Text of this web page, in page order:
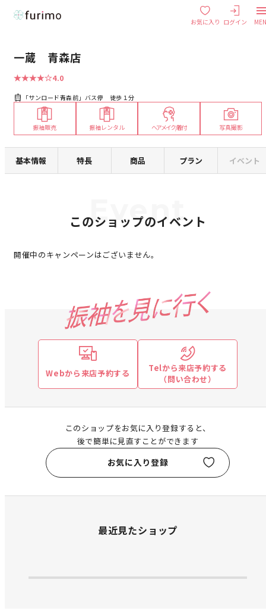
お気に入り ログイン
一蔵 青森店
4.0
「サンロード青森前」バス停 徒歩１分
振袖販売
応
振袖レンタル
応
ヘアメイク/着付
応
写真撮影
基本情報
特長 商品 プラン イベント
このショップのイベント
開催中のキャンペーンはございません。
Webから来店予約する
Telから来店予約する
（問い合わせ）
このショップをお気に入り登録すると、
後で簡単に見直すことができます
お気に入り登録
最近見たショップ